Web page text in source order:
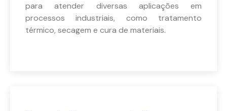
para atender diversas aplicações em
processos industriais, como tratamento
térmico, secagem e cura de materiais.